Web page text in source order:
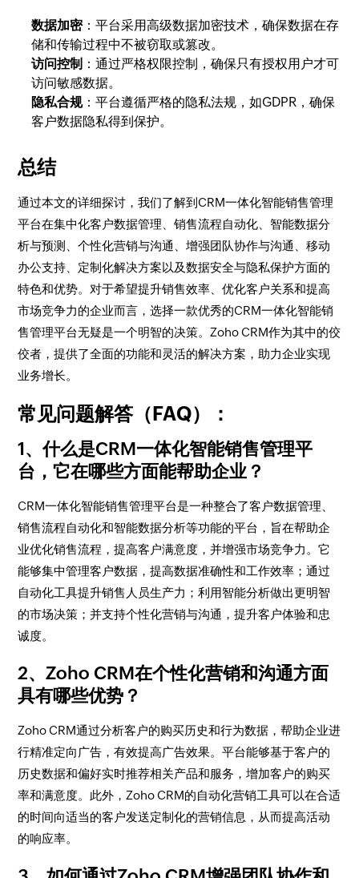
数据加密：平台采用高级数据加密技术，确保数据在存
储和传输过程中不被窃取或篡改。
访问控制 ：通过严格权限控制，确保只有授权用户才可
访问敏感数据。
隐私合规：平台遵循严格的隐私法规，如GDPR，确保
客户数据隐私得到保护。
总结
通过本文的详细探讨，我们了解到CRM一体化智能销售管理
平台在集中化客户数据管理、销售流程自动化、智能数据分
析与预测、个性化营销与沟通、增强团队协作与沟通、移动
办公支持、定制化解决方案以及数据安全与隐私保护方面的
特色和优势。对于希望提升销售效率、优化客户关系和提高
市场竞争力的企业而言，选择一款优秀的CRM一体化智能销
售管理平台无疑是一个明智的决策。Zoho CRM作为其中的佼
佼者，提供了全面的功能和灵活的解决方案，助力企业实现
业务增长。
常见问题解答（FAQ）：
1、什么是CRM一体化智能销售管理平
台，它在哪些方面能帮助企业？
CRM一体化智能销售管理平台是一种整合了客户数据管理、
销售流程自动化和智能数据分析等功能的平台，旨在帮助企
业优化销售流程，提高客户满意度，并增强市场竞争力。它
能够集中管理客户数据，提高数据准确性和工作效率；通过
自动化工具提升销售人员生产力；利用智能分析做出更明智
的市场决策；并支持个性化营销与沟通，提升客户体验和忠
诚度。
2、Zoho CRM在个性化营销和沟通方面
具有哪些优势？
Zoho CRM通过分析客户的购买历史和行为数据，帮助企业进
行精准定向广告，有效提高广告效果。平台能够基于客户的
历史数据和偏好实时推荐相关产品和服务，增加客户的购买
率和满意度。此外，Zoho CRM的自动化营销工具可以在合适
的时间向适当的客户发送定制化的营销信息，从而提高活动
的响应率。